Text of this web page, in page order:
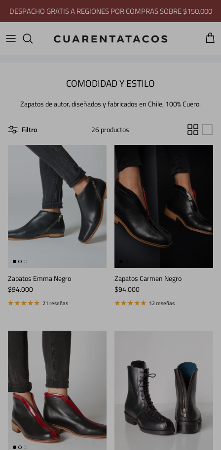
COMODIDAD Y ESTILO
Zapatos de autor, diseñados y fabricados en Chile, 100% Cuero.
Filtro 26 productos
Zapatos Emma Negro
Precio normal
$94.000
21 reseñas
Zapatos Carmen Negro
Precio normal
$94.000
12 reseñas